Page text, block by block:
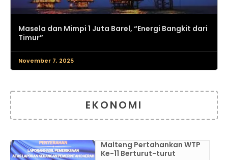
Masela dan Mimpi 1 Juta Barel, “Energi Bangkit dari
Timur”
November 7, 2025
EKONOMI
Malteng Pertahankan WTP
Ke-11 Berturut-turut